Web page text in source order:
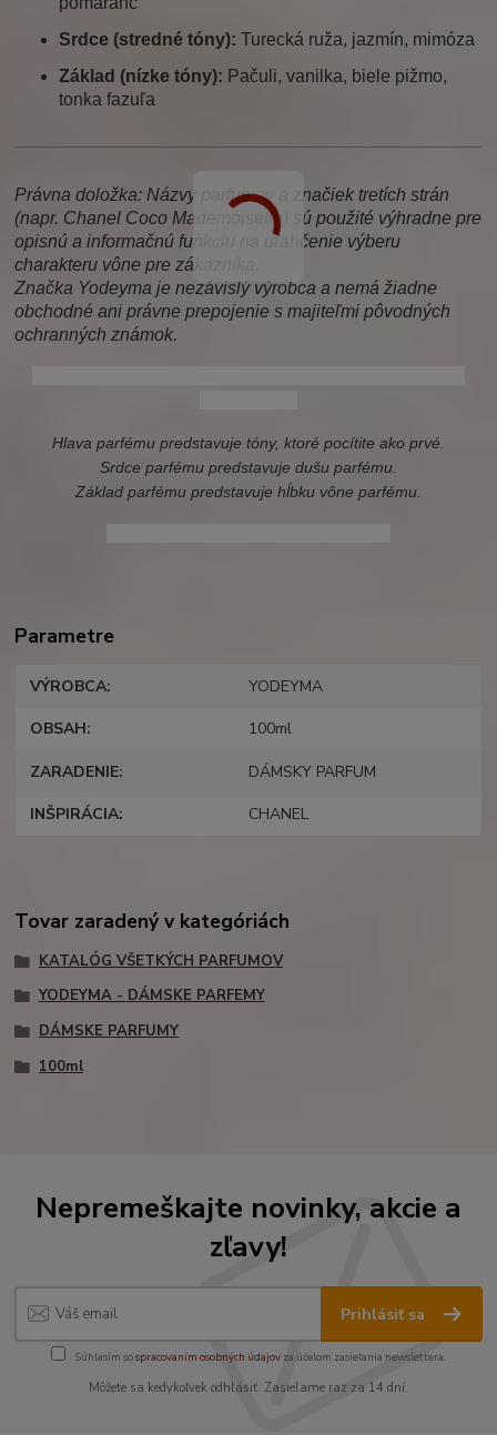
Srdce (stredné tóny): Turecká ruža, jazmín, mimóza
Základ (nízke tóny): Pačuli, vanilka, biele pižmo,
tonka fazuľa
Právna doložka: Názvy parfumov a značiek tretích strán
(napr. Chanel Coco Mademoiselle) sú použité výhradne pre
opisnú a informačnú funkciu na uľahčenie výberu
charakteru vône pre zákazníka.
Značka Yodeyma je nezávislý výrobca a nemá žiadne
obchodné ani právne prepojenie s majiteľmi pôvodných
ochranných známok.
Hlava parfému predstavuje tóny, ktoré pocítite ako prvé.
Srdce parfému predstavuje dušu parfému.
Základ parfému predstavuje hĺbku vône parfému.
Parametre
VÝROBCA YODEYMA
OBSAH 100ml
ZARADENIE DÁMSKY PARFUM
INŠPIRÁCIA CHANEL
Tovar zaradený v kategóriách
KATALÓG VŠETKÝCH PARFUMOV
YODEYMA - DÁMSKE PARFEMY
DÁMSKE PARFUMY
100ml
Nepremeškajte novinky, akcie a
zľavy!
Prihlásiť sa
Súhlasím sospracovaním osobných údajov za účelom zasielania newslettera.
Môžete sa kedykoľvek odhlásiť. Zasielame raz za 14 dní.